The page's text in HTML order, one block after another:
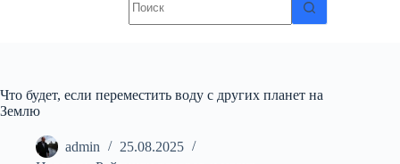
Что будет, если переместить воду с других планет на
Землю
admin
25.08.2025